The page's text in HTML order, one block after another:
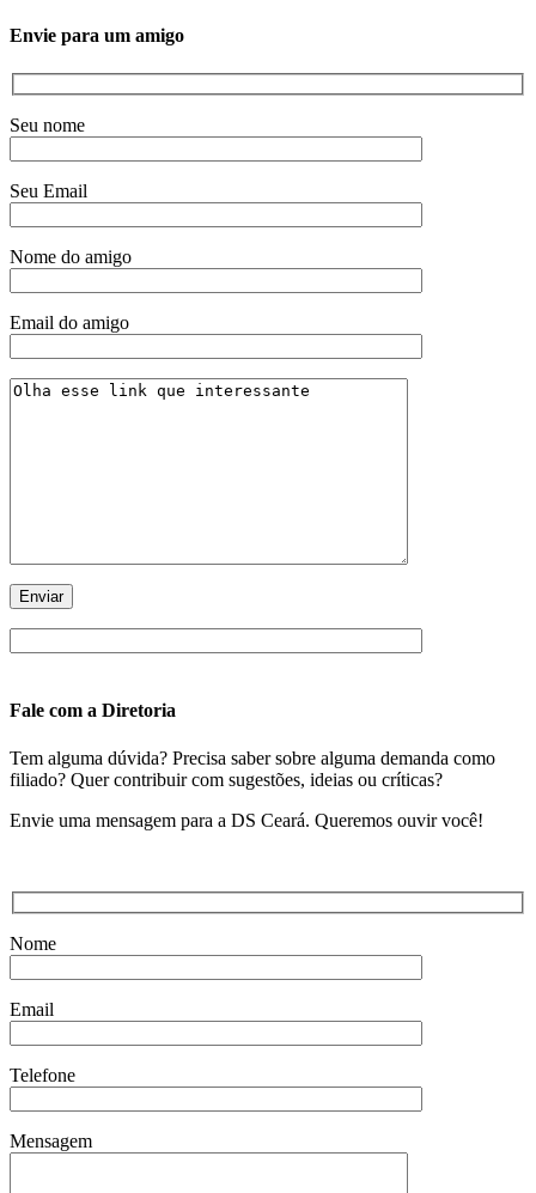
Envie para um amigo
Seu nome
Seu Email
Nome do amigo
Email do amigo
Fale com a Diretoria
Tem alguma dúvida? Precisa saber sobre alguma demanda como
filiado? Quer contribuir com sugestões, ideias ou críticas?
Envie uma mensagem para a DS Ceará. Queremos ouvir você!
Nome
Email
Telefone
Mensagem